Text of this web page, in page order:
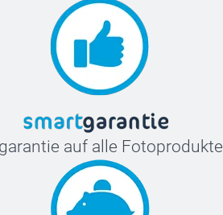
auf alle Fotoprodukte